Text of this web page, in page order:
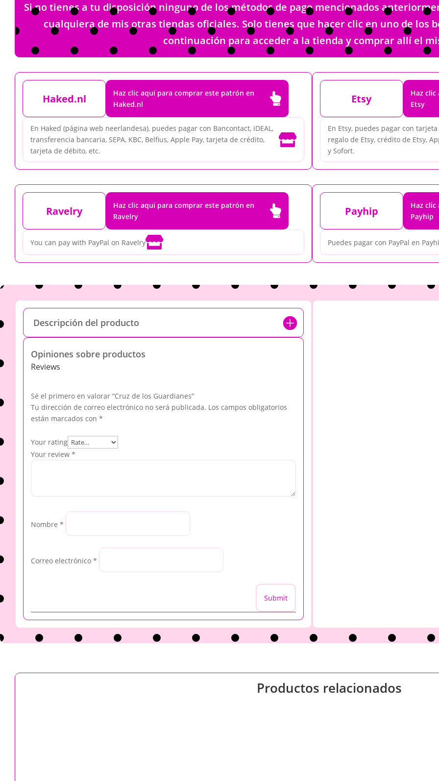
Si no tienes a tu disposición ninguno de los métodos de pago mencionados
cualquiera de mis otras tiendas oficiales. Solo tienes que hacer clic en uno de los
continuación para acceder a la tienda y comprar allí el
Haked.nl
Haz clic aquí para comprar este patrón en
Haked.nl

En Haked (página web neerlandesa), puedes pagar con Bancontact, iDEAL,
transferencia bancaria, SEPA, KBC, Belfius, Apple Pay, tarjeta de crédito,
tarjeta de débito, etc.

Etsy
Haz
Etsy
En Etsy, puedes pagar con
regalo de Etsy, crédito de Etsy,
y Sofort.
Ravelry
Haz clic aquí para comprar este patrón en
Ravelry

You can pay with PayPal on Ravelry
Payhip
Haz
Payhip
Puedes pagar con PayPal en
Descripción del producto
Opiniones sobre productos
Reviews
Sé el primero en valorar “Cruz de los Guardianes”
Tu dirección de correo electrónico no será publicada. Los campos obligatorios
están marcados con *
Your rating
Your review *
Nombre *
Correo electrónico *
Submit
Productos relacionados